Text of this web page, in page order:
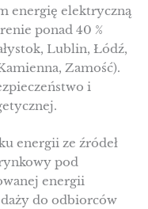
energię elektryczną
ponad 40 %
Lublin, Łódź,
Zamość).
i
energii ze źródeł
rynkowy pod
energii
do odbiorców